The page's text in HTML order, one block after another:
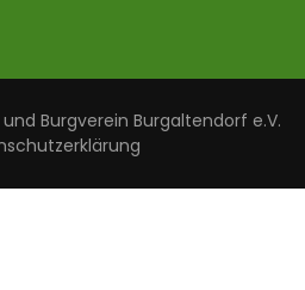
Burgverein Burgaltendorf e.V.